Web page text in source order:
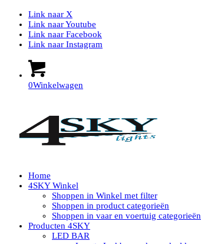
Link naar X
Link naar Youtube
Link naar Facebook
Link naar Instagram
0Winkelwagen
Home
4SKY Winkel
Shoppen in Winkel met filter
Shoppen in product categorieën
Shoppen in vaar en voertuig categorieën
Producten 4SKY
LED BAR